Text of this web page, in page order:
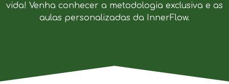
vida! Venha conhecer a metodologia exclusiva e as
aulas personalizadas da InnerFlow.